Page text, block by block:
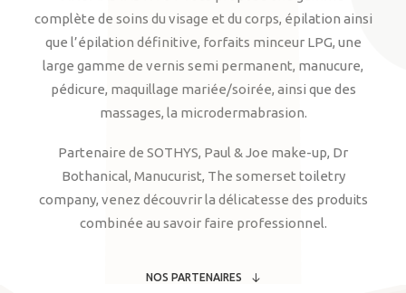
complète de soins du visage et du corps, épilation ainsi
que l’épilation définitive, forfaits minceur LPG, une
large gamme de vernis semi permanent, manucure,
pédicure, maquillage mariée/soirée, ainsi que des
massages, la microdermabrasion.
Partenaire de SOTHYS, Paul & Joe make-up, Dr
Bothanical, Manucurist, The somerset toiletry
company, venez découvrir la délicatesse des produits
combinée au savoir faire professionnel.
NOS PARTENAIRES